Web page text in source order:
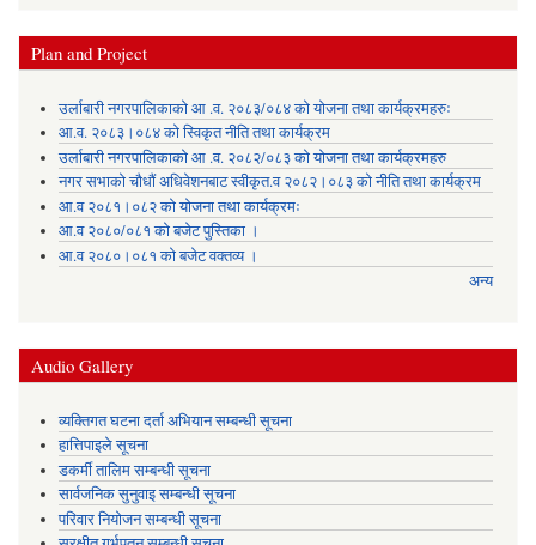
Plan and Project
उर्लाबारी नगरपालिकाको आ .व. २०८३/०८४ को योजना तथा कार्यक्रमहरुः
आ.व. २०८३।०८४ को स्विकृत नीति तथा कार्यक्रम
उर्लाबारी नगरपालिकाको आ .व. २०८२/०८३ को योजना तथा कार्यक्रमहरु
नगर सभाको चौधौं अधिवेशनबाट स्वीकृत.व २०८२।०८३ को नीति तथा कार्यक्रम
आ.व २०८१।०८२ को योजना तथा कार्यक्रमः
आ.व २०८०/०८१ को बजेट पुस्तिका ।
आ.व २०८०।०८१ को बजेट वक्तव्य ।
अन्य
Audio Gallery
व्यक्तिगत घटना दर्ता अभियान सम्बन्धी सूचना
हात्तिपाइले सूचना
डकर्मी तालिम सम्बन्धी सूचना
सार्वजनिक सुनुवाइ सम्बन्धी सूचना
परिवार नियोजन सम्बन्धी सूचना